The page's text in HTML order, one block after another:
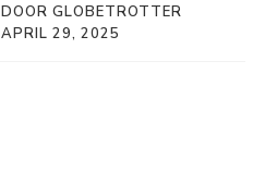
DOOR GLOBETROTTER
APRIL 29, 2025